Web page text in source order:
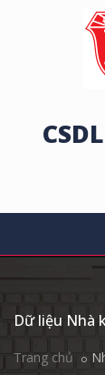
Dữ liệu Nhà
Trang chủ